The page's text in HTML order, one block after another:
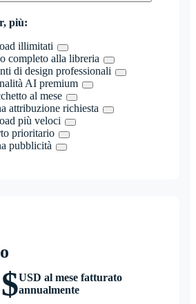
più:
illimitati
completo alla libreria
di design professionali
AI premium
al mese
attribuzione richiesta
più veloci
prioritario
pubblicità
USD al mese fatturato
annualmente